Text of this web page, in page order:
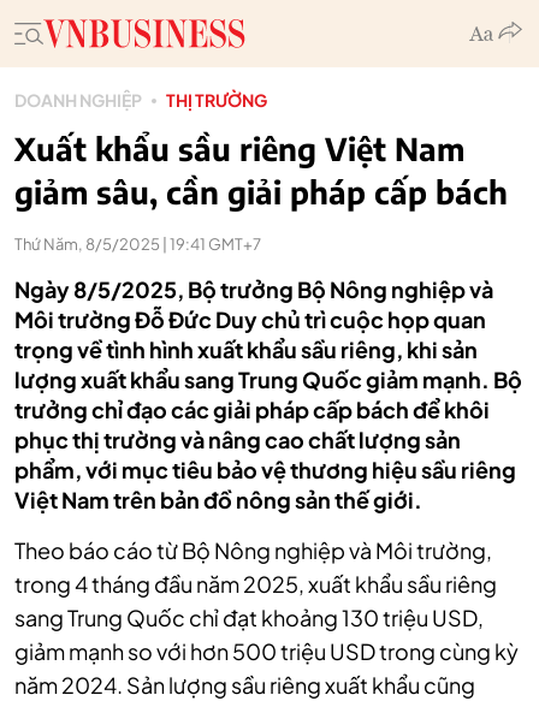
DOANH NGHIỆP THỊ TRƯỜNG
Xuất khẩu sầu riêng Việt Nam
giảm sâu, cần giải pháp cấp bách
Thứ Năm, 8/5/2025 | 19:41 GMT+7
Ngày 8/5/2025, Bộ trưởng Bộ Nông nghiệp và
Môi trường Đỗ Đức Duy chủ trì cuộc họp quan
trọng về tình hình xuất khẩu sầu riêng, khi sản
lượng xuất khẩu sang Trung Quốc giảm mạnh. Bộ
trưởng chỉ đạo các giải pháp cấp bách để khôi
phục thị trường và nâng cao chất lượng sản
phẩm, với mục tiêu bảo vệ thương hiệu sầu riêng
Việt Nam trên bản đồ nông sản thế giới.
Theo báo cáo từ Bộ Nông nghiệp và Môi trường,
trong 4 tháng đầu năm 2025, xuất khẩu sầu riêng
sang Trung Quốc chỉ đạt khoảng 130 triệu USD,
giảm mạnh so với hơn 500 triệu USD trong cùng kỳ
năm 2024. Sản lượng sầu riêng xuất khẩu cũng